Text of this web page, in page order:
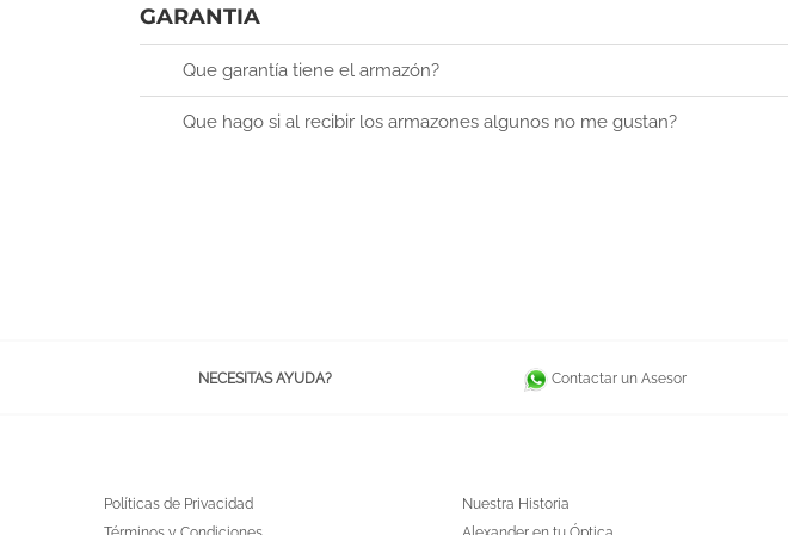
GARANTIA
Que garantía tiene el armazón?
Que hago si al recibir los armazones algunos no me gustan?
NECESITAS AYUDA? Contactar un Asesor
Políticas de Privacidad
Nuestra Historia